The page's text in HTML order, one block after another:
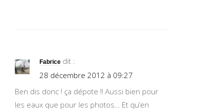
Fabrice dit :
28 décembre 2012 à 09:27
Ben dis donc ! ça dépote !! Aussi bien pour
les eaux que pour les photos… Et qu’en